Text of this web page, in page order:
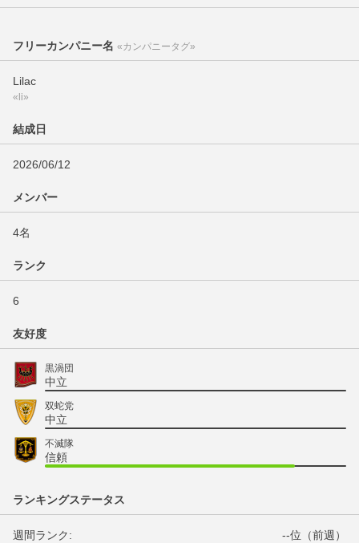
フリーカンパニー名 «カンパニータグ»
Lilac
«li»
結成日
2026/06/12
メンバー
4名
ランク
6
友好度
黒渦団
中立
双蛇党
中立
不滅隊
信頼
ランキングステータス
週間ランク:
--位（前週）